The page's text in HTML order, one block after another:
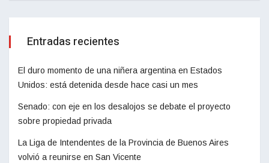
Entradas recientes
El duro momento de una niñera argentina en Estados
Unidos: está detenida desde hace casi un mes
Senado: con eje en los desalojos se debate el proyecto
sobre propiedad privada
La Liga de Intendentes de la Provincia de Buenos Aires
volvió a reunirse en San Vicente